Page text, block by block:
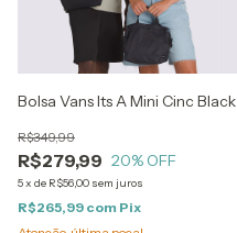
Bolsa Vans Its A Mini Cinc Black
R$279,99
R$349,99
20% OFF
5x de R$56,00 sem juros
R$265,99 com Pix